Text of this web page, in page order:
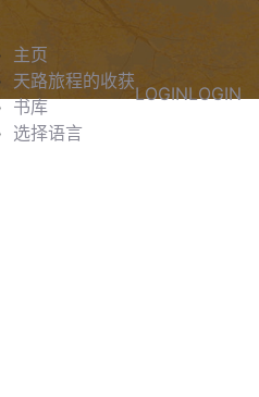
主页
天路旅程的收获
书库
选择语言
LOGINLOGIN